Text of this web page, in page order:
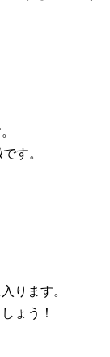
す。
ります。
ょう！